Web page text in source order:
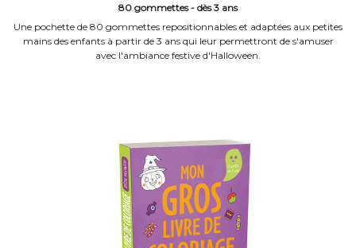
80 gommettes - dès 3 ans
Une pochette de 80 gommettes repositionnables et adaptées aux petites
mains des enfants à partir de 3 ans qui leur permettront de s'amuser
avec l'ambiance festive d'Halloween.